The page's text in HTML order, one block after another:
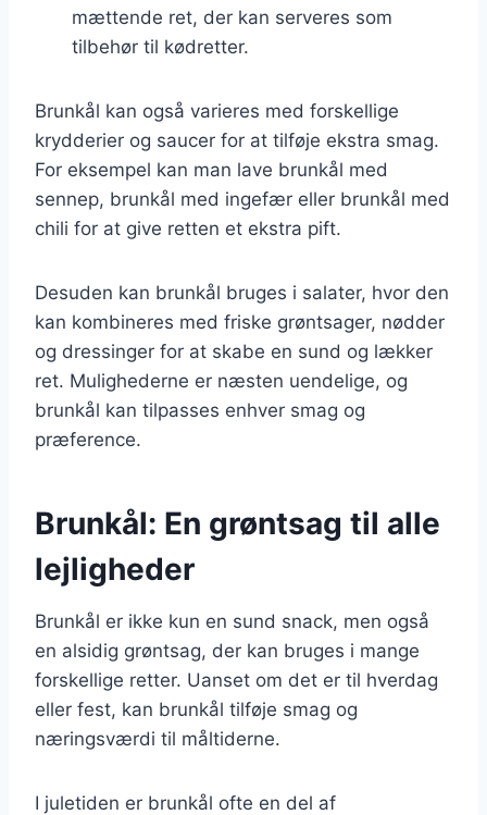
mættende ret, der kan serveres som
tilbehør til kødretter.
Brunkål kan også varieres med forskellige
krydderier og saucer for at tilføje ekstra smag.
For eksempel kan man lave brunkål med
sennep, brunkål med ingefær eller brunkål med
chili for at give retten et ekstra pift.
Desuden kan brunkål bruges i salater, hvor den
kan kombineres med friske grøntsager, nødder
og dressinger for at skabe en sund og lækker
ret. Mulighederne er næsten uendelige, og
brunkål kan tilpasses enhver smag og
præference.
Brunkål: En grøntsag til alle
lejligheder
Brunkål er ikke kun en sund snack, men også
en alsidig grøntsag, der kan bruges i mange
forskellige retter. Uanset om det er til hverdag
eller fest, kan brunkål tilføje smag og
næringsværdi til måltiderne.
I juletiden er brunkål ofte en del af